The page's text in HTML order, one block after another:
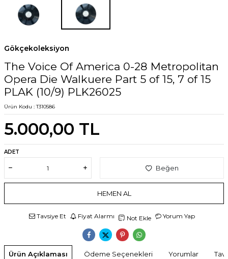
Gökçekoleksiyon
The Voice Of America 0-28 Metropolitan
Opera Die Walkuere Part 5 of 15, 7 of 15
PLAK (10/9) PLK26025
Ürün Kodu :T310586
5.000,00 TL
ADET
Beğen
HEMEN AL
Tavsiye Et Fiyat Alarmı Not Ekle Yorum Yap
Ürün Açıklaması Ödeme Seçenekleri Yorumlar